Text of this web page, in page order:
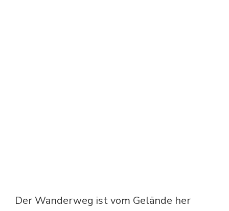
Der Wanderweg ist vom Gelände her